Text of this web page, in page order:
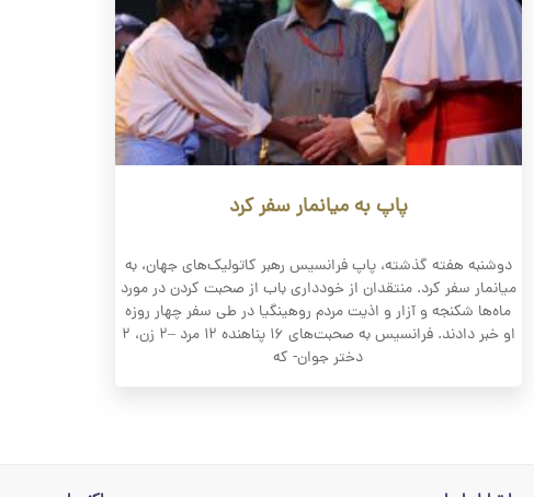
پاپ به میانمار سفر کرد
دوشنبه هفته گذشته، پاپ فرانسیس رهبر کاتولیک‌های جهان، به
میانمار سفر کرد. منتقدان از خودداری باب از صحبت کردن در مورد
ماه‌ها شکنجه و آزار و اذیت مردم روهینگیا در طی سفر چهار روزه
او خبر دادند. فرانسیس به صحبت‌های ۱۶ پناهنده ۱۲ مرد –۲ زن، ۲
دختر جوان- که